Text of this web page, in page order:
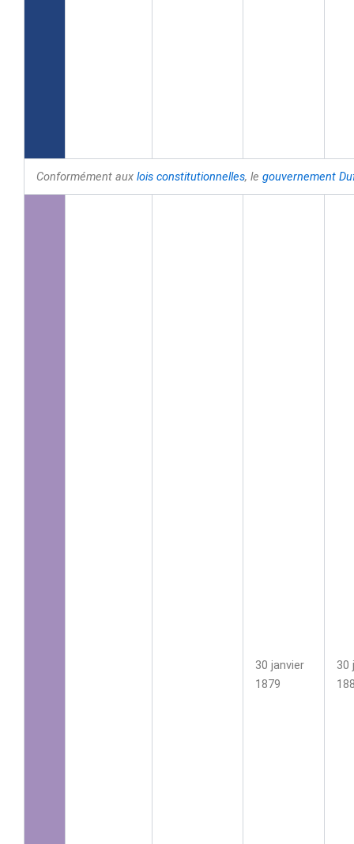
Conformément aux lois constitutionnelles, le gouvernement
30 janvier
1879
30